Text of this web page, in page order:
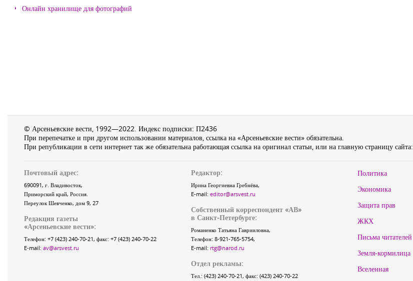
Онлайн хранилище для фотографий
© Арсеньевские вести, 1992—2022. Индекс подписки: П2436
При перепечатке и при другом использовании материалов, ссылка на «Арсеньевские вести» обязательна.
При републикации в сети интернет так же обязательна работающая ссылка на оригинал статьи, или на главную страницу сайта:
Почтовый адрес:
690091, г. Владивосток,
Приморский край, Россия.
Переулок Шевченко, дом 9, 27
Редакция газеты
«Арсеньевские вести»:
Телефон: +7 (423) 240-70-21, факс: +7 (423) 240-70-22
E-mail: av@arsvest.ru
Редактор:
Ирина Георгиевна Гребнёва,
E-mail: editor@arsvest.ru
Собственный корреспондент «АВ»
в Санкт-Петербурге:
Романенко Татьяна Гаврииловна,
Телефон: 8-921-765-5754,
E-mail: rtg@narod.ru
Отдел рекламы:
Тел.: (423) 240-70-21, факс: (423) 240-70-22
Политика
Экономика
Защита прав
ЖКХ
Письма читателей
Земля-кормилица
Вселенная